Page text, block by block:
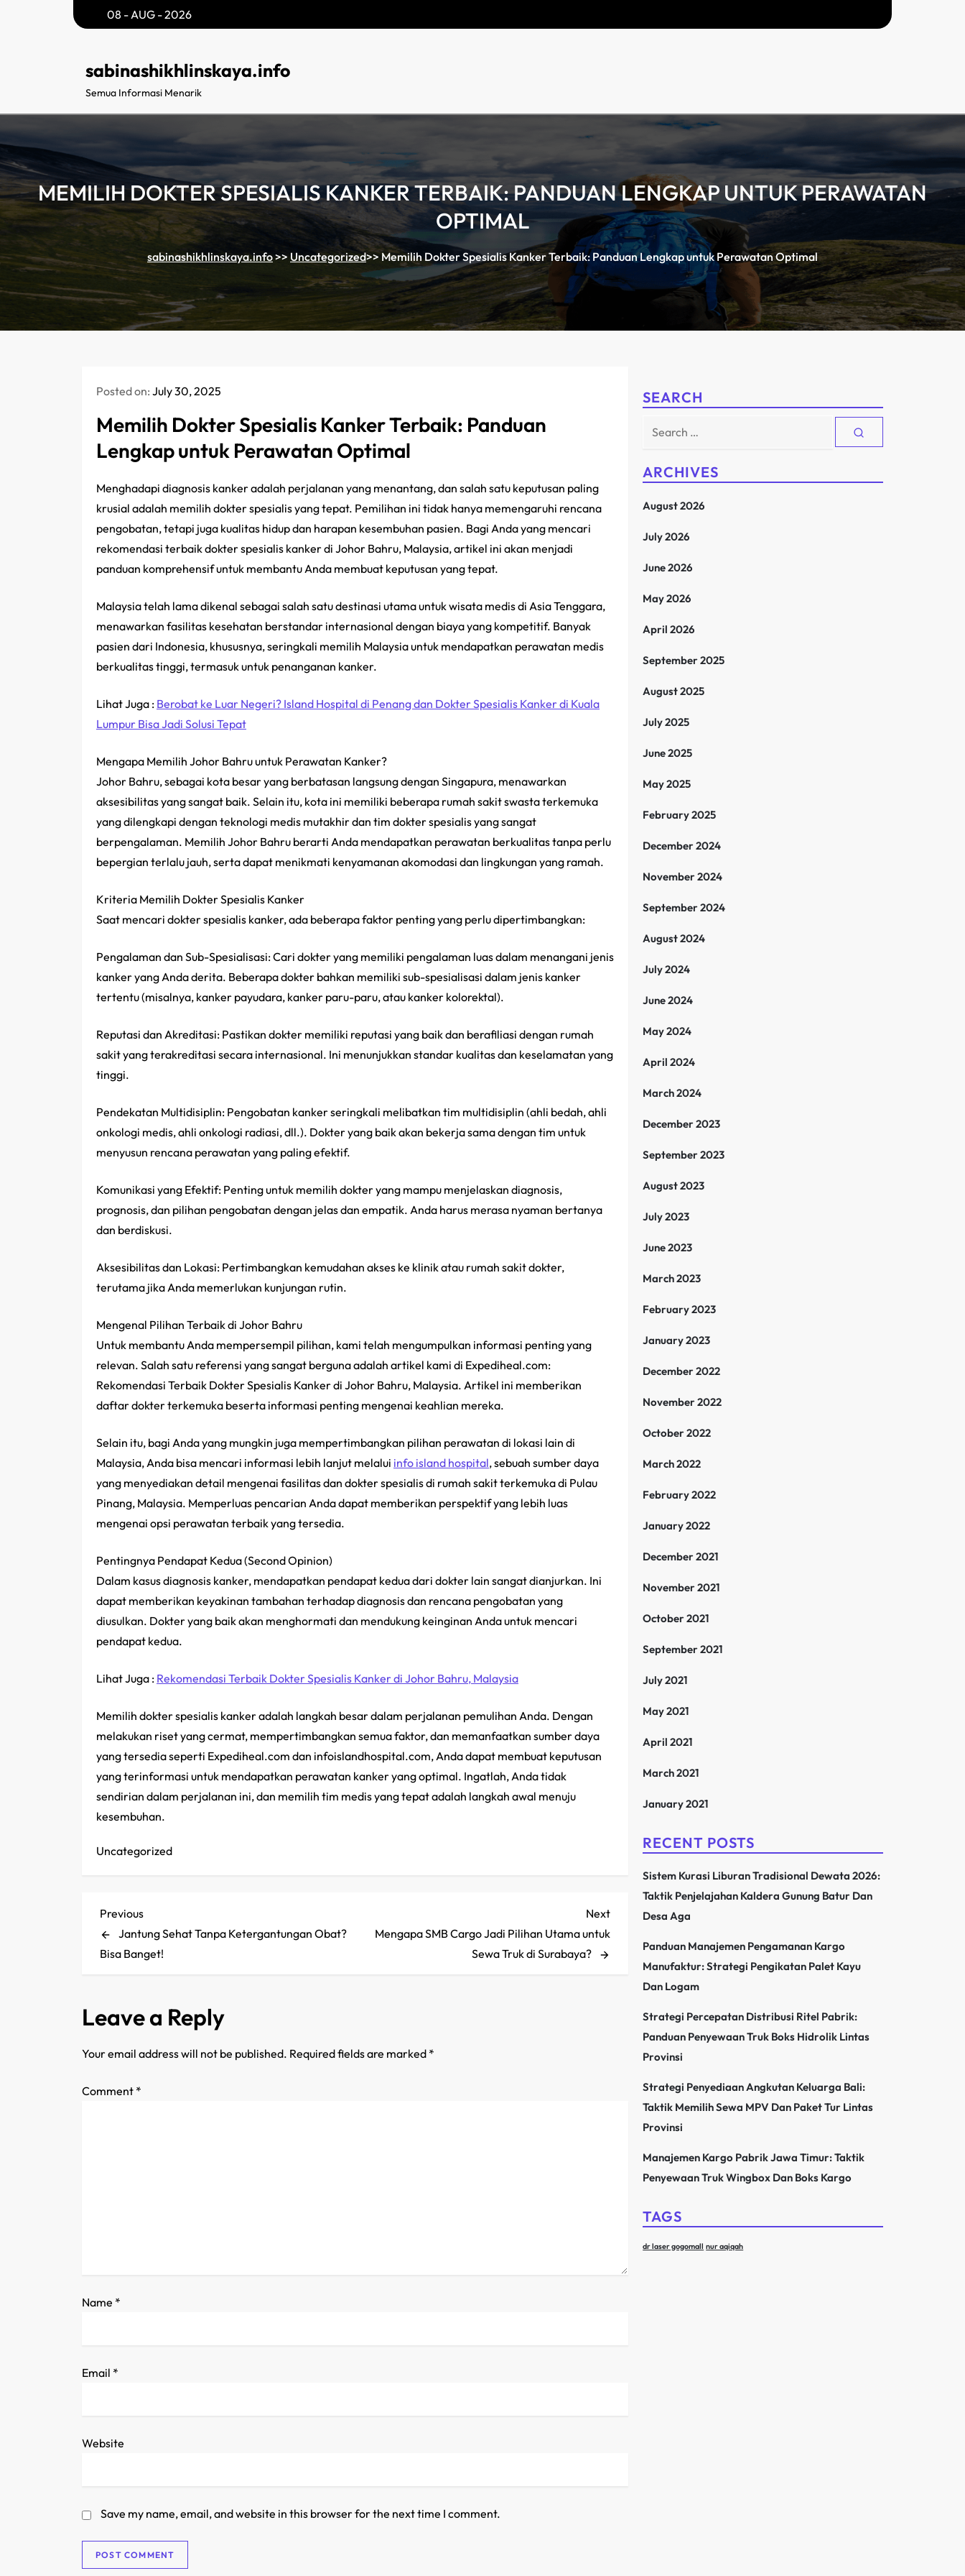
08 - AUG - 2026
sabinashikhlinskaya.info
Semua Informasi Menarik
MEMILIH DOKTER SPESIALIS KANKER TERBAIK: PANDUAN LENGKAP UNTUK PERAWATAN
OPTIMAL
sabinashikhlinskaya.info>> Uncategorized>>Memilih Dokter Spesialis Kanker Terbaik: Panduan Lengkap untuk Perawatan Optimal
Posted on: July 30, 2025
Memilih Dokter Spesialis Kanker Terbaik: Panduan
Lengkap untuk Perawatan Optimal
Menghadapi diagnosis kanker adalah perjalanan yang menantang, dan salah satu keputusan paling
krusial adalah memilih dokter spesialis yang tepat. Pemilihan ini tidak hanya memengaruhi rencana
pengobatan, tetapi juga kualitas hidup dan harapan kesembuhan pasien. Bagi Anda yang mencari
rekomendasi terbaik dokter spesialis kanker di Johor Bahru, Malaysia, artikel ini akan menjadi
panduan komprehensif untuk membantu Anda membuat keputusan yang tepat.
Malaysia telah lama dikenal sebagai salah satu destinasi utama untuk wisata medis di Asia Tenggara,
menawarkan fasilitas kesehatan berstandar internasional dengan biaya yang kompetitif. Banyak
pasien dari Indonesia, khususnya, seringkali memilih Malaysia untuk mendapatkan perawatan medis
berkualitas tinggi, termasuk untuk penanganan kanker.
Lihat Juga : Berobat ke Luar Negeri? Island Hospital di Penang dan Dokter Spesialis Kanker di Kuala
Lumpur Bisa Jadi Solusi Tepat
Mengapa Memilih Johor Bahru untuk Perawatan Kanker?
Johor Bahru, sebagai kota besar yang berbatasan langsung dengan Singapura, menawarkan
aksesibilitas yang sangat baik. Selain itu, kota ini memiliki beberapa rumah sakit swasta terkemuka
yang dilengkapi dengan teknologi medis mutakhir dan tim dokter spesialis yang sangat
berpengalaman. Memilih Johor Bahru berarti Anda mendapatkan perawatan berkualitas tanpa perlu
bepergian terlalu jauh, serta dapat menikmati kenyamanan akomodasi dan lingkungan yang ramah.
Kriteria Memilih Dokter Spesialis Kanker
Saat mencari dokter spesialis kanker, ada beberapa faktor penting yang perlu dipertimbangkan:
Pengalaman dan Sub-Spesialisasi: Cari dokter yang memiliki pengalaman luas dalam menangani jenis
kanker yang Anda derita. Beberapa dokter bahkan memiliki sub-spesialisasi dalam jenis kanker
tertentu (misalnya, kanker payudara, kanker paru-paru, atau kanker kolorektal).
Reputasi dan Akreditasi: Pastikan dokter memiliki reputasi yang baik dan berafiliasi dengan rumah
sakit yang terakreditasi secara internasional. Ini menunjukkan standar kualitas dan keselamatan yang
tinggi.
Pendekatan Multidisiplin: Pengobatan kanker seringkali melibatkan tim multidisiplin (ahli bedah, ahli
onkologi medis, ahli onkologi radiasi, dll.). Dokter yang baik akan bekerja sama dengan tim untuk
menyusun rencana perawatan yang paling efektif.
Komunikasi yang Efektif: Penting untuk memilih dokter yang mampu menjelaskan diagnosis,
prognosis, dan pilihan pengobatan dengan jelas dan empatik. Anda harus merasa nyaman bertanya
dan berdiskusi.
Aksesibilitas dan Lokasi: Pertimbangkan kemudahan akses ke klinik atau rumah sakit dokter,
terutama jika Anda memerlukan kunjungan rutin.
Mengenal Pilihan Terbaik di Johor Bahru
Untuk membantu Anda mempersempil pilihan, kami telah mengumpulkan informasi penting yang
relevan. Salah satu referensi yang sangat berguna adalah artikel kami di Expediheal.com:
Rekomendasi Terbaik Dokter Spesialis Kanker di Johor Bahru, Malaysia. Artikel ini memberikan
daftar dokter terkemuka beserta informasi penting mengenai keahlian mereka.
Selain itu, bagi Anda yang mungkin juga mempertimbangkan pilihan perawatan di lokasi lain di
Malaysia, Anda bisa mencari informasi lebih lanjut melalui info island hospital, sebuah sumber daya
yang menyediakan detail mengenai fasilitas dan dokter spesialis di rumah sakit terkemuka di Pulau
Pinang, Malaysia. Memperluas pencarian Anda dapat memberikan perspektif yang lebih luas
mengenai opsi perawatan terbaik yang tersedia.
Pentingnya Pendapat Kedua (Second Opinion)
Dalam kasus diagnosis kanker, mendapatkan pendapat kedua dari dokter lain sangat dianjurkan. Ini
dapat memberikan keyakinan tambahan terhadap diagnosis dan rencana pengobatan yang
diusulkan. Dokter yang baik akan menghormati dan mendukung keinginan Anda untuk mencari
pendapat kedua.
Lihat Juga : Rekomendasi Terbaik Dokter Spesialis Kanker di Johor Bahru, Malaysia
Memilih dokter spesialis kanker adalah langkah besar dalam perjalanan pemulihan Anda. Dengan
melakukan riset yang cermat, mempertimbangkan semua faktor, dan memanfaatkan sumber daya
yang tersedia seperti Expediheal.com dan infoislandhospital.com, Anda dapat membuat keputusan
yang terinformasi untuk mendapatkan perawatan kanker yang optimal. Ingatlah, Anda tidak
sendirian dalam perjalanan ini, dan memilih tim medis yang tepat adalah langkah awal menuju
kesembuhan.
Uncategorized
P
o
t
n
o
Previous
Post
Previous
Jantung Sehat Tanpa Ketergantungan Obat?
Bisa Banget!
Next
Post
Next
Mengapa SMB Cargo Jadi Pilihan Utama untuk
Sewa Truk di Surabaya?
Leave a Reply
Your email address will not be published. Required fields are marked *
Comment *
Name *
Email *
Website
Save my name, email, and website in this browser for the next time I comment.
SEARCH
Search
ARCHIVES
August 2026
July 2026
June 2026
May 2026
April 2026
September 2025
August 2025
July 2025
June 2025
May 2025
February 2025
December 2024
November 2024
September 2024
August 2024
July 2024
June 2024
May 2024
April 2024
March 2024
December 2023
September 2023
August 2023
July 2023
June 2023
March 2023
February 2023
January 2023
December 2022
November 2022
October 2022
March 2022
February 2022
January 2022
December 2021
November 2021
October 2021
September 2021
July 2021
May 2021
April 2021
March 2021
January 2021
RECENT POSTS
Sistem Kurasi Liburan Tradisional Dewata 2026:
Taktik Penjelajahan Kaldera Gunung Batur Dan
Desa Aga
Panduan Manajemen Pengamanan Kargo
Manufaktur: Strategi Pengikatan Palet Kayu
Dan Logam
Strategi Percepatan Distribusi Ritel Pabrik:
Panduan Penyewaan Truk Boks Hidrolik Lintas
Provinsi
Strategi Penyediaan Angkutan Keluarga Bali:
Taktik Memilih Sewa MPV Dan Paket Tur Lintas
Provinsi
Manajemen Kargo Pabrik Jawa Timur: Taktik
Penyewaan Truk Wingbox Dan Boks Kargo
TAGS
dr laser gogomall nur aqiqah